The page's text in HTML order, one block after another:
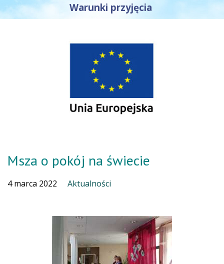
Warunki przyjęcia
Msza o pokój na świecie
4 marca 2022 Aktualności